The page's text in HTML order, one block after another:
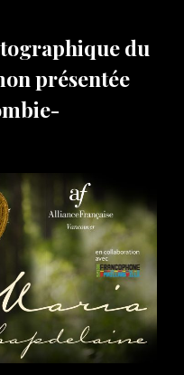
du
présentée